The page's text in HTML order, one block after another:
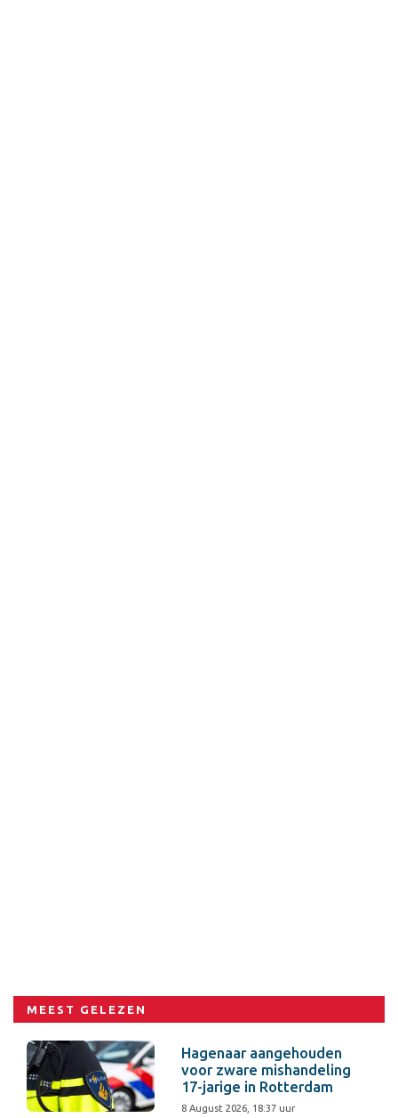
MEEST GELEZEN
Hagenaar aangehouden
voor zware mishandeling
17-jarige in Rotterdam
8 August 2026, 18:37 uur